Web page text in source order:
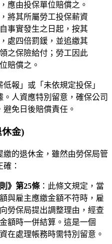
應由投保單位賠償之。
將其所屬勞工投保薪資
事實發生之日起，按其
處四倍罰鍰，並追繳其
之保險給付；勞工因此
賠償之。
低報」或「未依規定投保」
人資應特別留意，確保公司
免日後賠償責任。
金)
的退休金，雖然由勞保局管
：
》第25條 ：此條文規定，當
與雇主應繳金額不符時，雇
勞保局提出調整理由，經查
額時一併結算。這是一個
在處理帳務時需特別留意。